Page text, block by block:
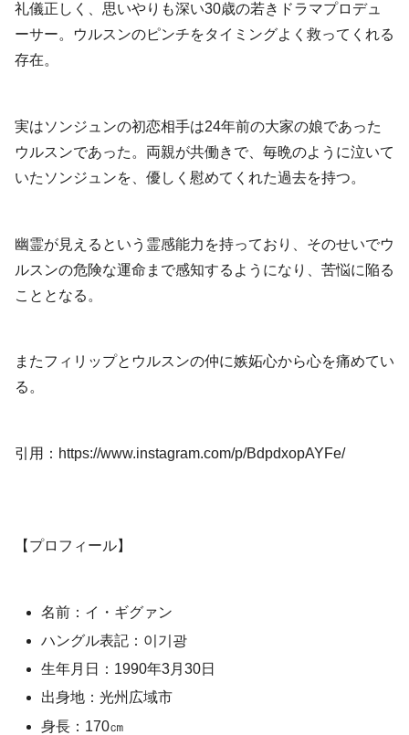
礼儀正しく、思いやりも深い30歳の若きドラマプロデュ
ーサー。ウルスンのピンチをタイミングよく救ってくれる
存在。
実はソンジュンの初恋相手は24年前の大家の娘であった
ウルスンであった。両親が共働きで、毎晩のように泣いて
いたソンジュンを、優しく慰めてくれた過去を持つ。
幽霊が見えるという霊感能力を持っており、そのせいでウ
ルスンの危険な運命まで感知するようになり、苦悩に陥る
こととなる。
またフィリップとウルスンの仲に嫉妬心から心を痛めてい
る。
引用：https://www.instagram.com/p/BdpdxopAYFe/
【プロフィール】
名前：イ・ギグァン
ハングル表記：이기광
生年月日：1990年3月30日
出身地：光州広域市
身長：170㎝